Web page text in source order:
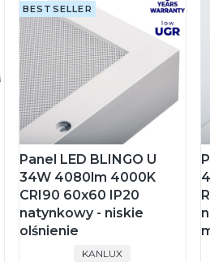
BESTSELLER
Panel LED BLINGO U
34W 4080lm 4000K
CRI90 60x60 IP20
natynkowy - niskie
olśnienie
PRODUCENT
KANLUX